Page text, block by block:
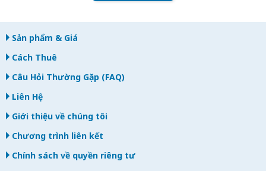
Sản phẩm & Giá
Cách Thuê
Câu Hỏi Thường Gặp (FAQ)
Liên Hệ
Giới thiệu về chúng tôi
Chương trình liên kết
Chính sách về quyền riêng tư